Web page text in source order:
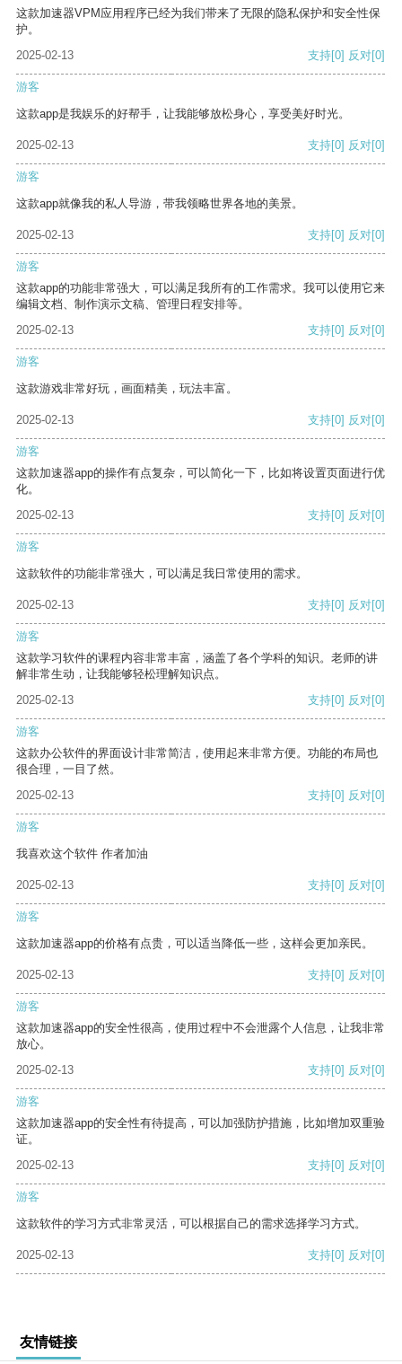
这款加速器VPM应用程序已经为我们带来了无限的隐私保护和安全性保
护。
2025-02-13
支持[0] 反对[0]
游客
这款app是我娱乐的好帮手，让我能够放松身心，享受美好时光。
2025-02-13 支持[0] 反对[0]
游客
这款app就像我的私人导游，带我领略世界各地的美景。
2025-02-13 支持[0] 反对[0]
游客
这款app的功能非常强大，可以满足我所有的工作需求。我可以使用它来
编辑文档、制作演示文稿、管理日程安排等。
2025-02-13
支持[0] 反对[0]
游客
这款游戏非常好玩，画面精美，玩法丰富。
2025-02-13 支持[0] 反对[0]
游客
这款加速器app的操作有点复杂，可以简化一下，比如将设置页面进行优
化。
2025-02-13
支持[0] 反对[0]
游客
这款软件的功能非常强大，可以满足我日常使用的需求。
2025-02-13 支持[0] 反对[0]
游客
这款学习软件的课程内容非常丰富，涵盖了各个学科的知识。老师的讲
解非常生动，让我能够轻松理解知识点。
2025-02-13
支持[0] 反对[0]
游客
这款办公软件的界面设计非常简洁，使用起来非常方便。功能的布局也
很合理，一目了然。
2025-02-13
支持[0] 反对[0]
游客
我喜欢这个软件 作者加油
2025-02-13 支持[0] 反对[0]
游客
这款加速器app的价格有点贵，可以适当降低一些，这样会更加亲民。
2025-02-13 支持[0] 反对[0]
游客
这款加速器app的安全性很高，使用过程中不会泄露个人信息，让我非常
放心。
2025-02-13
支持[0] 反对[0]
游客
这款加速器app的安全性有待提高，可以加强防护措施，比如增加双重验
证。
2025-02-13
支持[0] 反对[0]
游客
这款软件的学习方式非常灵活，可以根据自己的需求选择学习方式。
2025-02-13 支持[0] 反对[0]
友情链接